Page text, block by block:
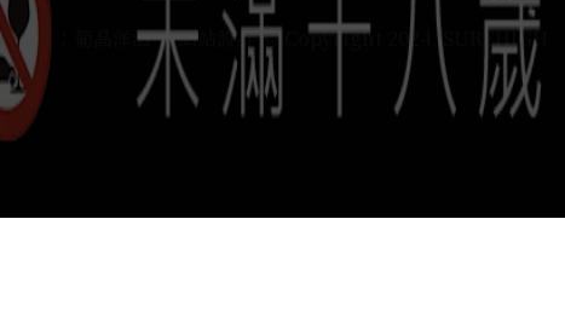
負責：葡晶洋酒 / 網站設計 Ⓒ Copyright 2024, SUREHIGH